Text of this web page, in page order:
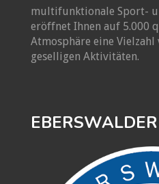
multifunktionale Sport-
eröffnet Ihnen auf 5.000
Atmosphäre eine
geselligen Aktivitäten.